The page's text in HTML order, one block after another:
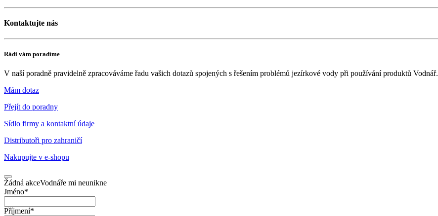
Kontaktujte nás
Rádi vám poradíme
V naší poradně pravidelně zpracováváme řadu vašich dotazů spojených s řešením problémů jezírkové vody při používání produktů Vodnář.
Mám dotaz
Přejít do poradny
Sídlo firmy a kontaktní údaje
Distributoři pro zahraničí
Nakupujte v e-shopu
Žádná akceVodnáře mi neunikne
Jméno*
Příjmení*